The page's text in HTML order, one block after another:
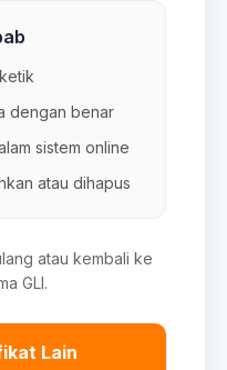
dengan benar
sistem online
atau dihapus
atau kembali ke
GLI.
Lain